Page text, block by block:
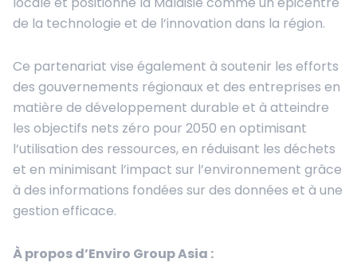
de la technologie et de l’innovation dans la région.
Ce partenariat vise également à soutenir les efforts
des gouvernements régionaux et des entreprises en
matière de développement durable et à atteindre
les objectifs nets zéro pour 2050 en optimisant
l’utilisation des ressources, en réduisant les déchets
et en minimisant l’impact sur l’environnement grâce
à des informations fondées sur des données et à une
gestion efficace.
À propos d’Enviro Group Asia :